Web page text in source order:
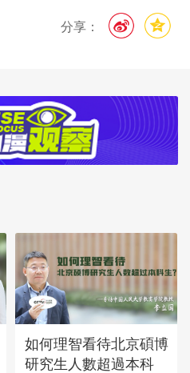
分享：
如何理智看待北京碩博
研究生人數超過本科